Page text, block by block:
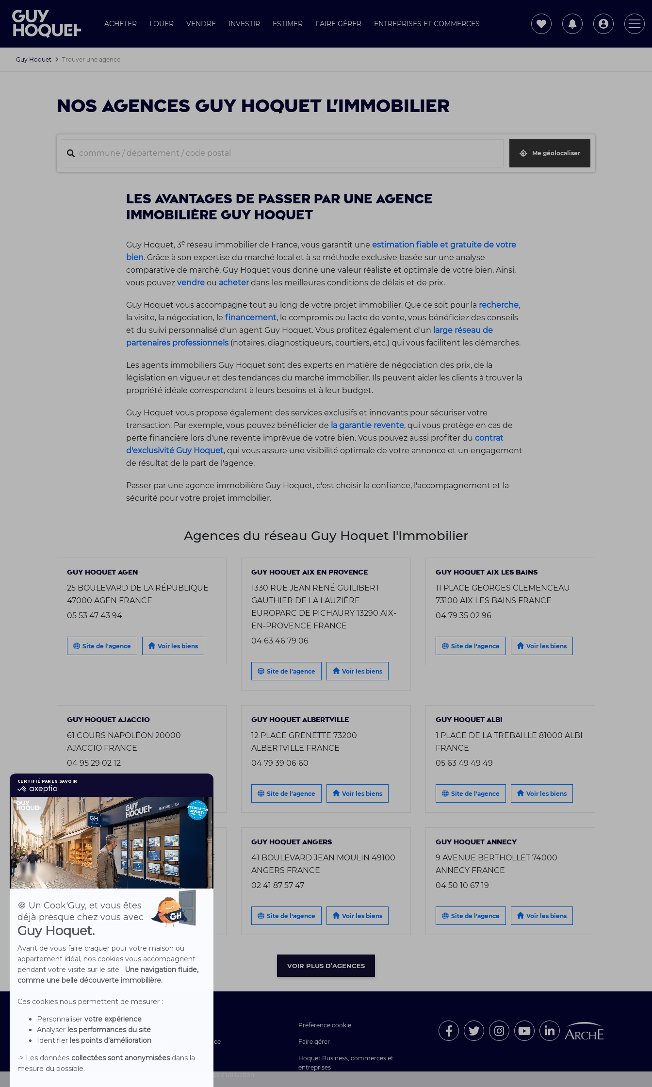
ACHETER LOUER VENDRE INVESTIR ESTIMER FAIRE GÉRER ENTREPRISES ET COMMERCES
Guy Hoquet Trouver une agence
NOS AGENCES GUY HOQUET L'IMMOBILIER
Me géolocaliser
Les avantages de passer par une agence
immobilière Guy Hoquet
Guy Hoquet, 3eréseau immobilier de France, vous garantit une estimation fiable et gratuite de votre
bien. Grâce à son expertise du marché local et à sa méthode exclusive basée sur une analyse
comparative de marché, Guy Hoquet vous donne une valeur réaliste et optimale de votre bien. Ainsi,
vous pouvez vendreou acheterdans les meilleures conditions de délais et de prix.
Guy Hoquet vous accompagne tout au long de votre projet immobilier. Que ce soit pour la recherche,
la visite, la négociation, le financement, le compromis ou l'acte de vente, vous bénéficiez des conseils
et du suivi personnalisé d'un agent Guy Hoquet. Vous profitez également d'un large réseau de
partenaires professionnels(notaires, diagnostiqueurs, courtiers, etc.) qui vous facilitent les démarches.
Les agents immobiliers Guy Hoquet sont des experts en matière de négociation des prix, de la
législation en vigueur et des tendances du marché immobilier. Ils peuvent aider les clients à trouver la
propriété idéale correspondant à leurs besoins et à leur budget.
Guy Hoquet vous propose également des services exclusifs et innovants pour sécuriser votre
transaction. Par exemple, vous pouvez bénéficier de la garantie revente, qui vous protège en cas de
perte financière lors d'une revente imprévue de votre bien. Vous pouvez aussi profiter du contrat
d'exclusivité Guy Hoquet, qui vous assure une visibilité optimale de votre annonce et un engagement
de résultat de la part de l'agence.
Passer par une agence immobilière Guy Hoquet, c'est choisir la confiance, l'accompagnement et la
sécurité pour votre projet immobilier.
Agences du réseau Guy Hoquet l'Immobilier
GUY HOQUET AGEN
25 BOULEVARD DE LA RÉPUBLIQUE
47000 AGEN FRANCE
05 53 47 43 94
Site de l'agence Voir les biens
GUY HOQUET AIX EN PROVENCE
1330 RUE JEAN RENÉ GUILIBERT
GAUTHIER DE LA LAUZIÈRE
EUROPARC DE PICHAURY 13290 AIX-
EN-PROVENCE FRANCE
04 63 46 79 06
Site de l'agence Voir les biens
GUY HOQUET AIX LES BAINS
11 PLACE GEORGES CLEMENCEAU
73100 AIX LES BAINS FRANCE
04 79 35 02 96
Site de l'agence Voir les biens
GUY HOQUET AJACCIO
61 COURS NAPOLÉON 20000
AJACCIO FRANCE
04 95 29 02 12
GUY HOQUET ALBERTVILLE
12 PLACE GRENETTE 73200
ALBERTVILLE FRANCE
04 79 39 06 60
Site de l'agence Voir les biens
GUY HOQUET ALBI
1 PLACE DE LA TREBAILLE 81000 ALBI
FRANCE
05 63 49 49 49
Site de l'agence Voir les biens
GUY HOQUET AMIENS
1 RUE VIVIEN 80000 AMIENS FRANCE
03 75 08 95 26
Site de l'agence Voir les biens
GUY HOQUET ANGERS
41 BOULEVARD JEAN MOULIN 49100
ANGERS FRANCE
02 41 87 57 47
Site de l'agence Voir les biens
GUY HOQUET ANNECY
9 AVENUE BERTHOLLET 74000
ANNECY FRANCE
04 50 10 67 19
Site de l'agence Voir les biens
VOIR PLUS D’AGENCES
Contactez-nous
Nos agences
Nous rejoindre
Immobilier en France
Mentions Légales
Préfèrence cookie
Faire gérer
Hoquet Business, commerces et
entreprises